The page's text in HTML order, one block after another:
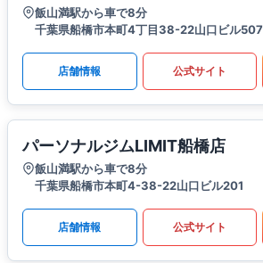
飯山満駅から車で8分
千葉県船橋市本町4丁目38-22山口ビル507
店舗情報 公式サイト
パーソナルジムLIMIT船橋店
飯山満駅から車で8分
千葉県船橋市本町4-38-22山口ビル201
店舗情報 公式サイト